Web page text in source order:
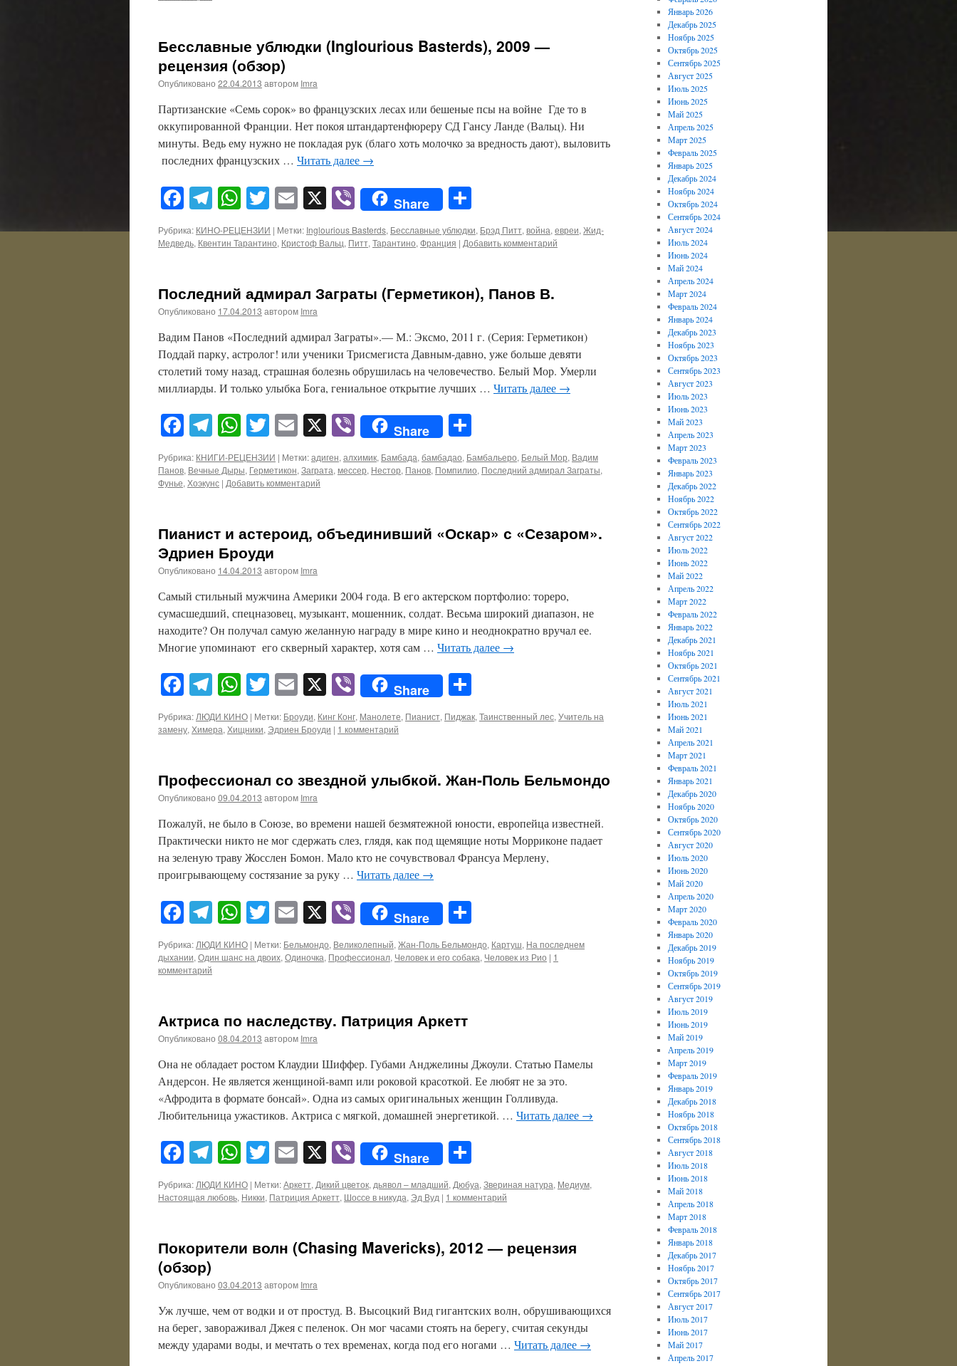
Бесславные ублюдки (Inglourious Basterds), 2009 —
рецензия (обзор)
Опубликовано 22.04.2013 автором Imra
Партизанские «Семь сорок» во французских лесах или бешеные псы на войне Где то в
оккупированной Франции. Нет покоя штандартенфюреру СД Гансу Ланде (Вальц). Ни
минуты. Ведь ему нужно не покладая рук (благо хоть молочко за вредность дают), выловить
последних французских … Читать далее →
Facebook
Telegram
WhatsApp
Twitter
Email
X ViberShare
Рубрика: КИНО-РЕЦЕНЗИИ | Метки: Inglourious Basterds, Бесславные ублюдки, Брэд Питт, война, евреи, Жид-
Медведь, Квентин Тарантино, Кристоф Вальц, Питт, Тарантино, Франция | Добавить комментарий
Последний адмирал Заграты (Герметикон), Панов В.
Опубликовано 17.04.2013 автором Imra
Вадим Панов «Последний адмирал Заграты».— М.: Эксмо, 2011 г. (Серия: Герметикон)
Поддай парку, астролог! или ученики Трисмегиста Давным-давно, уже больше девяти
столетий тому назад, страшная болезнь обрушилась на человечество. Белый Мор. Умерли
миллиарды. И только улыбка Бога, гениальное открытие лучших … Читать далее →
Facebook
Telegram
WhatsApp
Twitter
Email
X ViberShare
Рубрика: КНИГИ-РЕЦЕНЗИИ | Метки:адиген, алхимик, Бамбада, бамбадао, Бамбальеро, Белый Мор, Вадим
Панов, Вечные Дыры, Герметикон, Заграта, мессер, Нестор, Панов, Помпилио, Последний адмирал Заграты,
Фунье, Хоэкунс | Добавить комментарий
Пианист и астероид, объединивший «Оскар» с «Сезаром».
Эдриен Броуди
Опубликовано 14.04.2013 автором Imra
Самый стильный мужчина Америки 2004 года. В его актерском портфолио: тореро,
сумасшедший, спецназовец, музыкант, мошенник, солдат. Весьма широкий диапазон, не
находите? Он получал самую желанную награду в мире кино и неоднократно вручал ее.
Многие упоминают его скверный характер, хотя сам … Читать далее →
Facebook
Telegram
WhatsApp
Twitter
Email
X ViberShare
Рубрика:ЛЮДИ КИНО | Метки: Броуди, Кинг Конг, Манолете, Пианист, Пиджак,Таинственный лес,Учитель на
замену,Химера,Хищники, Эдриен Броуди | 1 комментарий
Профессионал со звездной улыбкой. Жан-Поль Бельмондо
Опубликовано 09.04.2013 автором Imra
Пожалуй, не было в Союзе, во времени нашей безмятежной юности, европейца известней.
Практически никто не мог сдержать слез, глядя, как под щемящие ноты Морриконе падает
на зеленую траву Жосслен Бомон. Мало кто не сочувствовал Франсуа Мерлену,
проигрывающему состязание за руку … Читать далее →
Facebook
Telegram
WhatsApp
Twitter
Email
X ViberShare
Рубрика: ЛЮДИ КИНО | Метки: Бельмондо, Великолепный, Жан-Поль Бельмондо, Картуш, На последнем
дыхании, Один шанс на двоих, Одиночка, Профессионал, Человек и его собака, Человек из Рио | 1
комментарий
Актриса по наследству. Патриция Аркетт
Опубликовано 08.04.2013 автором Imra
Она не обладает ростом Клаудии Шиффер. Губами Анджелины Джоули. Статью Памелы
Андерсон. Не является женщиной-вамп или роковой красоткой. Ее любят не за это.
«Афродита в формате бонсай». Одна из самых оригинальных женщин Голливуда.
Любительница ужастиков. Актриса с мягкой, домашней энергетикой. … Читать далее →
Facebook
Telegram
WhatsApp
Twitter
Email
X ViberShare
Рубрика: ЛЮДИ КИНО | Метки:Аркетт, Дикий цветок, дьявол – младший, Дюбуа, Звериная натура, Медиум,
Настоящая любовь, Никки, Патриция Аркетт, Шоссе в никуда, Эд Вуд | 1 комментарий
Покорители волн (Chasing Mavericks), 2012 — рецензия
(обзор)
Опубликовано 03.04.2013 автором Imra
Уж лучше, чем от водки и от простуд. В. Высоцкий Вид гигантских волн, обрушивающихся
на берег, завораживал Джея с пеленок. Он мог часами стоять на берегу, считая секунды
между ударами воды, и мечтать о тех временах, когда под его ногами … Читать далее →
Январь 2026
Декабрь 2025
Ноябрь 2025
Октябрь 2025
Сентябрь 2025
Август 2025
Июль 2025
Июнь 2025
Май 2025
Апрель 2025
Март 2025
Февраль 2025
Январь 2025
Декабрь 2024
Ноябрь 2024
Октябрь 2024
Сентябрь 2024
Август 2024
Июль 2024
Июнь 2024
Май 2024
Апрель 2024
Март 2024
Февраль 2024
Январь 2024
Декабрь 2023
Ноябрь 2023
Октябрь 2023
Сентябрь 2023
Август 2023
Июль 2023
Июнь 2023
Май 2023
Апрель 2023
Март 2023
Февраль 2023
Январь 2023
Декабрь 2022
Ноябрь 2022
Октябрь 2022
Сентябрь 2022
Август 2022
Июль 2022
Июнь 2022
Май 2022
Апрель 2022
Март 2022
Февраль 2022
Январь 2022
Декабрь 2021
Ноябрь 2021
Октябрь 2021
Сентябрь 2021
Август 2021
Июль 2021
Июнь 2021
Май 2021
Апрель 2021
Март 2021
Февраль 2021
Январь 2021
Декабрь 2020
Ноябрь 2020
Октябрь 2020
Сентябрь 2020
Август 2020
Июль 2020
Июнь 2020
Май 2020
Апрель 2020
Март 2020
Февраль 2020
Январь 2020
Декабрь 2019
Ноябрь 2019
Октябрь 2019
Сентябрь 2019
Август 2019
Июль 2019
Июнь 2019
Май 2019
Апрель 2019
Март 2019
Февраль 2019
Январь 2019
Декабрь 2018
Ноябрь 2018
Октябрь 2018
Сентябрь 2018
Август 2018
Июль 2018
Июнь 2018
Май 2018
Апрель 2018
Март 2018
Февраль 2018
Январь 2018
Декабрь 2017
Ноябрь 2017
Октябрь 2017
Сентябрь 2017
Август 2017
Июль 2017
Июнь 2017
Май 2017
Апрель 2017